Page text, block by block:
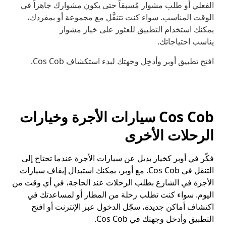
الفعلي أو طلب مشوار مُسبقاً حتى يكون مشوارك جاهزاً في
الوقت المناسب. سواء كنت تتنقَّل مع مجموعة أو بمفردك،
يمكنك استخدام التطبيق للعثور على خيار مشوار
يناسب احتياجاتك.
افتح تطبيق أوبر وأدخِل وجهتك لبدء استكشاف Cos Cob.
Cos Cob سيارات الأجرة وخيارات
الرحلات الأخرى
فكّر في أوبر كخيار بديل عن سيارات الأجرة عندما تحتاج إلى
التنقل في Cos Cob. مع أوبر، يمكنك استبدال إيقاف سيارات
الأجرة في الشارع بطلب الرحلات عند الحاجة، في أي وقت من
اليوم. سواء كنت تطلب رحلة من المطار أو لمساعدتك في
اكتشاف أماكن جديدة، سجّل الدخول عبر الإنترنت أو افتح
التطبيق وأدخل وجهتك في Cos Cob.